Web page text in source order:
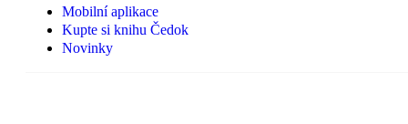
Mobilní aplikace
Kupte si knihu Čedok
Novinky